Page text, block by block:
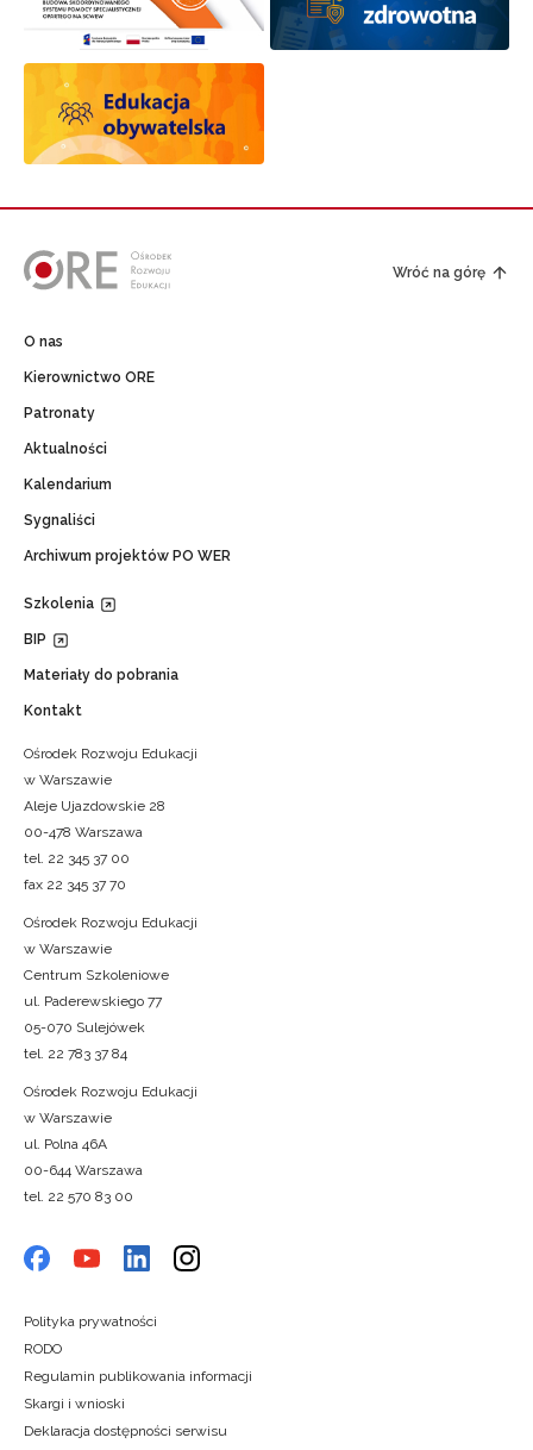
Wróć na górę
O nas
Kierownictwo ORE
Patronaty
Aktualności
Kalendarium
Sygnaliści
Archiwum projektów PO WER
Szkolenia
BIP
Materiały do pobrania
Kontakt
Ośrodek Rozwoju Edukacji
w Warszawie
Aleje Ujazdowskie 28
00-478 Warszawa
tel. 22 345 37 00
fax 22 345 37 70
Ośrodek Rozwoju Edukacji
w Warszawie
Centrum Szkoleniowe
ul. Paderewskiego 77
05-070 Sulejówek
tel. 22 783 37 84
Ośrodek Rozwoju Edukacji
w Warszawie
ul. Polna 46A
00-644 Warszawa
tel. 22 570 83 00
Polityka prywatności
RODO
Regulamin publikowania informacji
Skargi i wnioski
Deklaracja dostępności serwisu